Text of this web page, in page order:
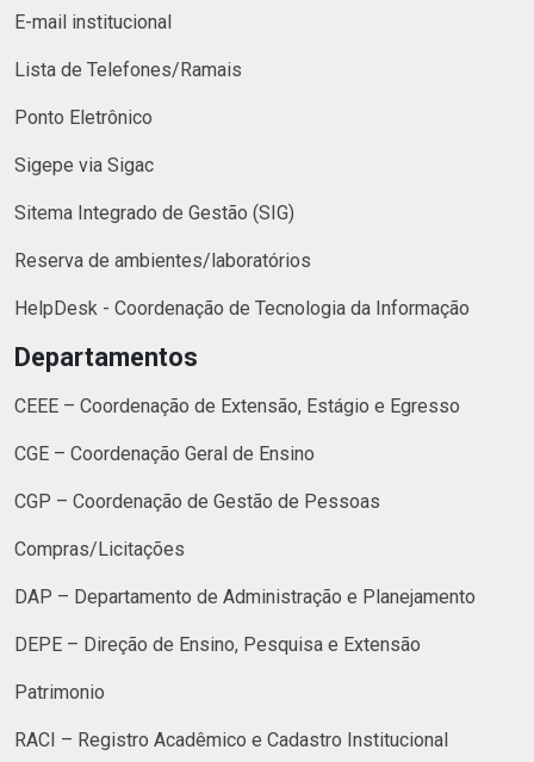
E-mail institucional
Lista de Telefones/Ramais
Ponto Eletrônico
Sigepe via Sigac
Sitema Integrado de Gestão (SIG)
Reserva de ambientes/laboratórios
HelpDesk - Coordenação de Tecnologia da Informação
Departamentos
CEEE – Coordenação de Extensão, Estágio e Egresso
CGE – Coordenação Geral de Ensino
CGP – Coordenação de Gestão de Pessoas
Compras/Licitações
DAP – Departamento de Administração e Planejamento
DEPE – Direção de Ensino, Pesquisa e Extensão
Patrimonio
RACI – Registro Acadêmico e Cadastro Institucional